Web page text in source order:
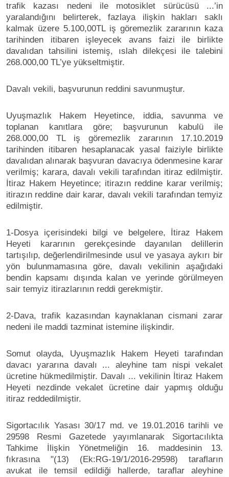
trafik kazası nedeni ile motosiklet sürücüsü ...’in
yaralandığını belirterek, fazlaya ilişkin hakları saklı
kalmak üzere 5.100,00TL iş göremezlik zararının kaza
tarihinden itibaren işleyecek avans faizi ile birlikte
davalıdan tahsilini istemiş, ıslah dilekçesi ile talebini
268.000,00 TL’ye yükseltmiştir.
Davalı vekili, başvurunun reddini savunmuştur.
Uyuşmazlık Hakem Heyetince, iddia, savunma ve
toplanan kanıtlara göre; başvurunun kabulü ile
268.000,00 TL iş göremezlik zararının 17.10.2019
tarihinden itibaren hesaplanacak yasal faiziyle birlikte
davalıdan alınarak başvuran davacıya ödenmesine karar
verilmiş; karara, davalı vekili tarafından itiraz edilmiştir.
İtiraz Hakem Heyetince; itirazın reddine karar verilmiş;
itirazın reddine dair karar, davalı vekili tarafından temyiz
edilmiştir.
1-Dosya içerisindeki bilgi ve belgelere, İtiraz Hakem
Heyeti kararının gerekçesinde dayanılan delillerin
tartışılıp, değerlendirilmesinde usul ve yasaya aykırı bir
yön bulunmamasına göre, davalı vekilinin aşağıdaki
bendin kapsamı dışında kalan ve yerinde görülmeyen
sair temyiz itirazlarının reddi gerekmiştir.
2-Dava, trafik kazasından kaynaklanan cismani zarar
nedeni ile maddi tazminat istemine ilişkindir.
Somut olayda, Uyuşmazlık Hakem Heyeti tarafından
davacı yararına davalı ... aleyhine tam nispi vekalet
ücretine hükmedilmiştir. Davalı ... vekilinin İtiraz Hakem
Heyeti nezdinde vekalet ücretine dair yapmış olduğu
itiraz reddedilmiştir.
Sigortacılık Yasası 30/17 md. ve 19.01.2016 tarihli ve
29598 Resmi Gazetede yayımlanarak Sigortacılıkta
Tahkime İlişkin Yönetmeliğin 16. maddesinin 13.
fıkrasına "(13) (Ek:RG-19/1/2016-29598) tarafların
avukat ile temsil edildiği hallerde, taraflar aleyhine